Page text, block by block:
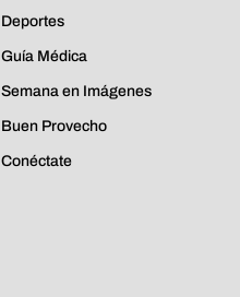
Deportes
Guía Médica
Semana en Imágenes
Buen Provecho
Conéctate